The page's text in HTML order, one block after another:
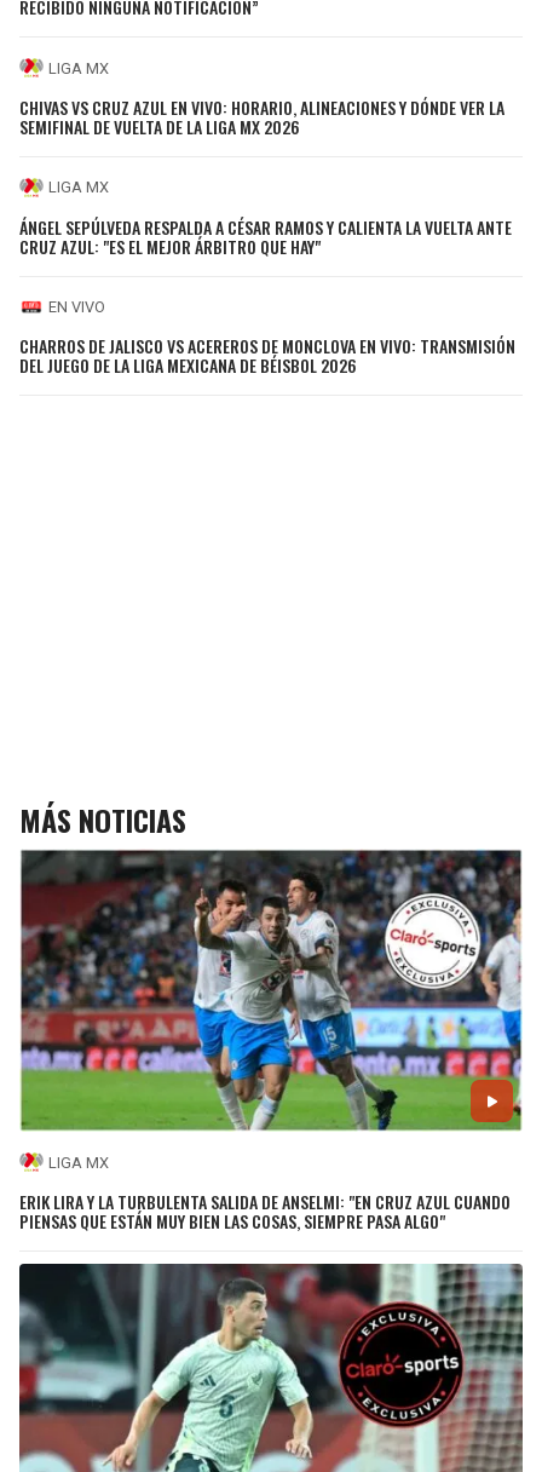
RECIBIDO NINGUNA NOTIFICACIÓN”
LIGA MX
CHIVAS VS CRUZ AZUL EN VIVO: HORARIO, ALINEACIONES Y DÓNDE VER LA
SEMIFINAL DE VUELTA DE LA LIGA MX 2026
LIGA MX
ÁNGEL SEPÚLVEDA RESPALDA A CÉSAR RAMOS Y CALIENTA LA VUELTA ANTE
CRUZ AZUL: "ES EL MEJOR ÁRBITRO QUE HAY"
EN VIVO
CHARROS DE JALISCO VS ACEREROS DE MONCLOVA EN VIVO: TRANSMISIÓN
DEL JUEGO DE LA LIGA MEXICANA DE BÉISBOL 2026
MÁS NOTICIAS
LIGA MX
ERIK LIRA Y LA TURBULENTA SALIDA DE ANSELMI: "EN CRUZ AZUL CUANDO
PIENSAS QUE ESTÁN MUY BIEN LAS COSAS, SIEMPRE PASA ALGO"